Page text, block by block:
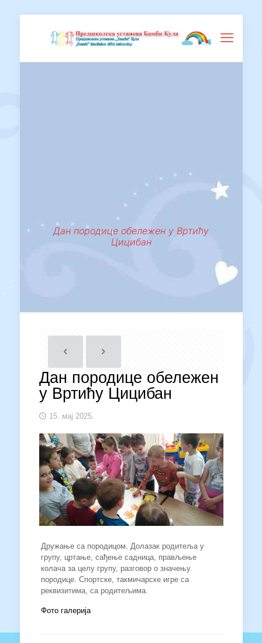
Дан породице обележен у Вртићу
Цицибан
Дан породице обележен
у Вртићу Цицибан
15. мај 2025.
Дружање са породицом. Долазак родитеља у
групу, цртање, сађење садница, прављење
колача за целу групу, разговор о значењу
породице. Спортске, такмичарске игре са
реквизитима, са родитељима.
Фото галерија